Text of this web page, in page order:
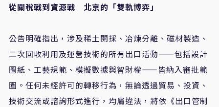
從關稅戰到資源戰 北京的「雙軌博弈」
公告明確指出，涉及稀土開採、冶煉分離、磁材製造、
二次回收利用及運營技術的所有出口活動——包括設計
圖紙、工藝規範、模擬數據與智財權——皆納入審批範
圍。任何未經許可的轉移行為，無論透過貿易、投資、
技術交流或諮詢形式進行，均屬違法，將依《出口管制